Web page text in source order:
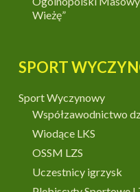
Wieżę”
SPORT
Sport Wyczynowy
Współzawodnictwo
Wiodące LKS
OSSM LZS
Uczestnicy igrzysk